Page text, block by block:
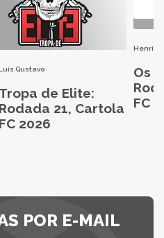
Gustavo
Tropa de Elite:
Rodada 21, Cartola
FC 2026
Henri
Os
FC
POR E-MAIL